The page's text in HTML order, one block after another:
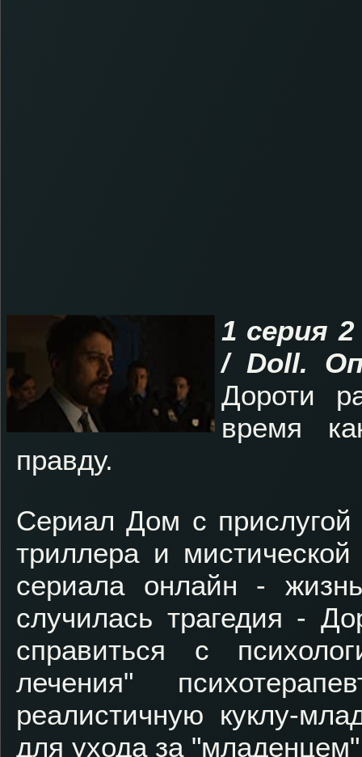
1 серия
/ Doll.
Дороти
время
правду.
Сериал Дом с прислугой
триллера и
сериала онлайн -
случилась трагедия -
справиться с
лечения"
реалистичную куклу-
для ухода за